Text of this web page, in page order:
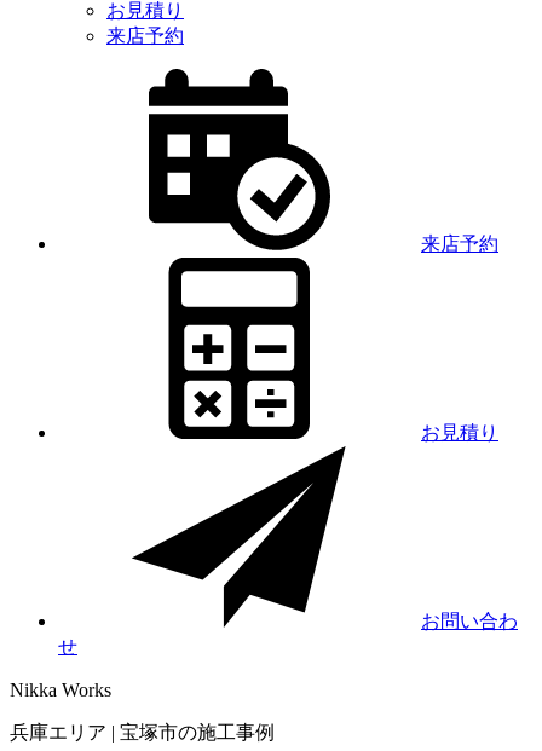
お見積り
来店予約
来店予約
お見積り
お問い合わ
せ
Nikka Works
兵庫エリア | 宝塚市の施工事例